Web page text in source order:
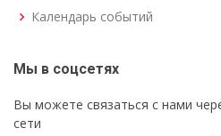
Календарь событий
Мы в соцсетях
Вы можете связаться с нами
сети